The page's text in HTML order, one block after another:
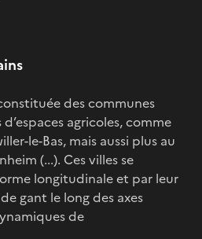
des communes
agricoles, comme
le-Bas, mais aussi plus au
(...). Ces villes se
longitudinale et par leur
gant le long des axes
de